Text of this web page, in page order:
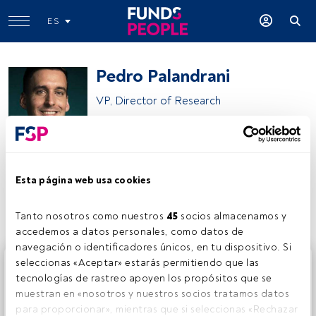
Esta página web usa cookies
Tanto nosotros como nuestros 45 socios almacenamos y
accedemos a datos personales, como datos de
navegación o identificadores únicos, en tu dispositivo. Si
seleccionas «Aceptar» estarás permitiendo que las
tecnologías de rastreo apoyen los propósitos que se
muestran en «nosotros y nuestros socios tratamos datos
para proporcionar», mientras que si seleccionas «Rechazar
ES
Pedro Palandrani
VP, Director of Research
Compartir:
Este es un artículo exclusivo para los usuarios registrados
de FundsPeople. Si ya estás registrado, accede desde el
botón Login. Si aún no tienes cuenta, te invitamos a
registrarte y disfrutar de todo el universo que ofrece